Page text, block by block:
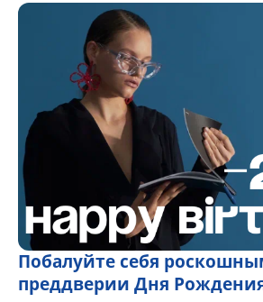
Побалуйте себя
преддверии Дня